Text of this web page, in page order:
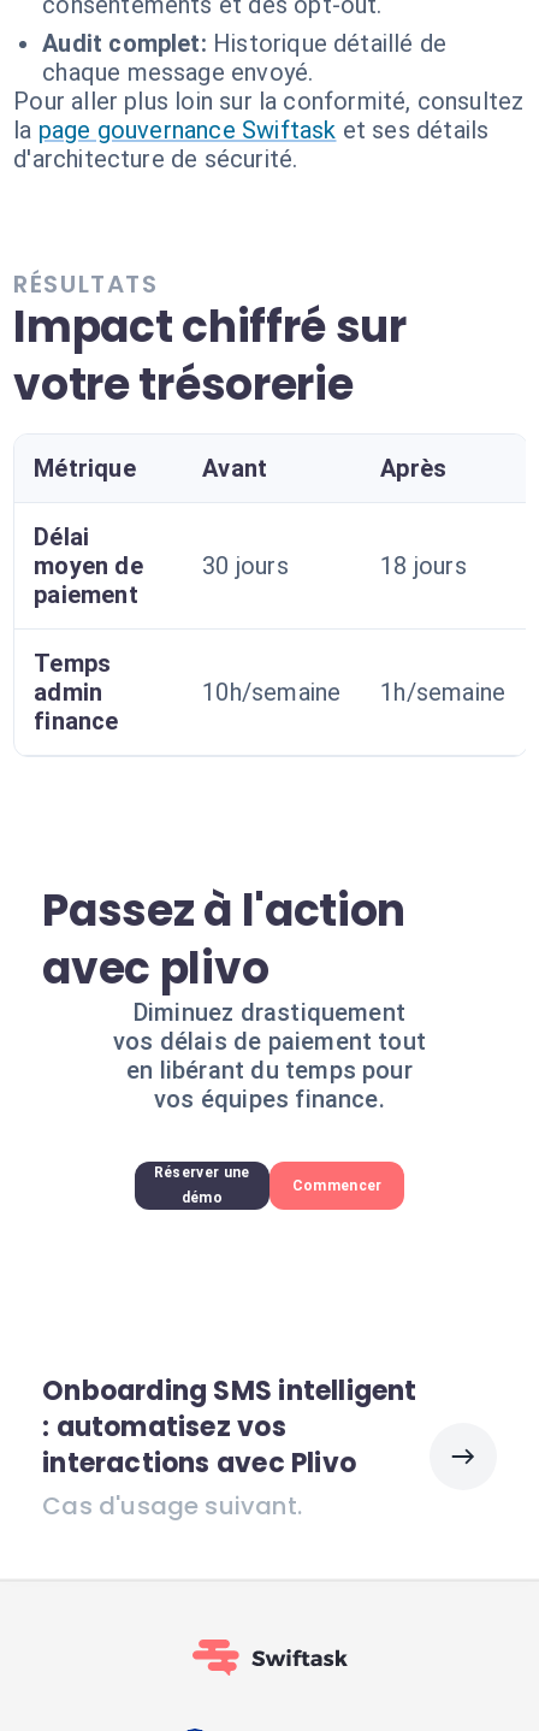
Audit complet: Historique détaillé de
chaque message envoyé.
Pour aller plus loin sur la conformité, consultez
la page gouvernance Swiftask et ses détails
d'architecture de sécurité.
RÉSULTATS
Impact chiffré sur
votre trésorerie
Métrique Avant Après
Délai
moyen de
paiement
30 jours 18 jours
Temps
admin
finance
10h/semaine 1h/semaine
Passez à l'action
avec plivo
Diminuez drastiquement
vos délais de paiement tout
en libérant du temps pour
vos équipes finance.
Réserver une
démo
Commencer
Onboarding SMS intelligent
: automatisez vos
interactions avec Plivo
Cas d'usage suivant.